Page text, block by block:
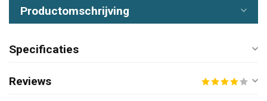
Productomschrijving
Specificaties
Reviews